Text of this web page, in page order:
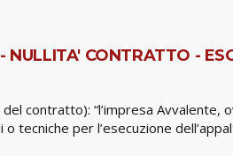
CONTRATTO -
contratto): “l’impresa Avvalente,
tecniche per l’esecuzione